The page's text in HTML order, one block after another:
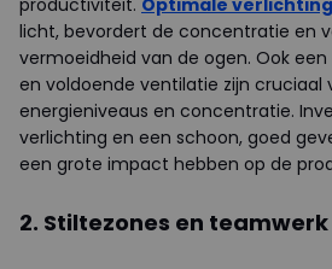
productiviteit. Optimale verlichting
licht, bevordert de concentratie en
vermoeidheid van de ogen. Ook
en voldoende ventilatie zijn cruciaal
energieniveaus en concentratie.
verlichting en een schoon, goed
een grote impact hebben op de
2. Stiltezones en